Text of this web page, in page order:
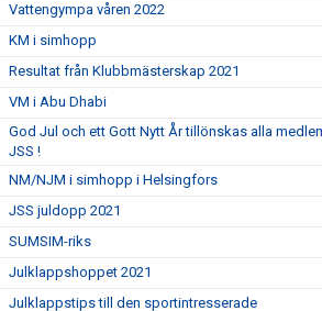
Vattengympa våren 2022
KM i simhopp
Resultat från Klubbmästerskap 2021
VM i Abu Dhabi
God Jul och ett Gott Nytt År tillönskas alla
JSS !
NM/NJM i simhopp i Helsingfors
JSS juldopp 2021
SUMSIM-riks
Julklappshoppet 2021
Julklappstips till den sportintresserade